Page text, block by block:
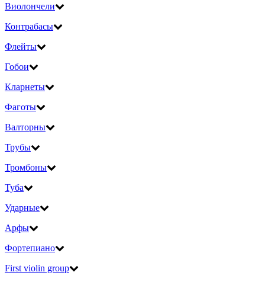
Виолончели
Контрабасы
Флейты
Гобои
Кларнеты
Фаготы
Валторны
Трубы
Тромбоны
Туба
Ударные
Арфы
Фортепиано
First violin group